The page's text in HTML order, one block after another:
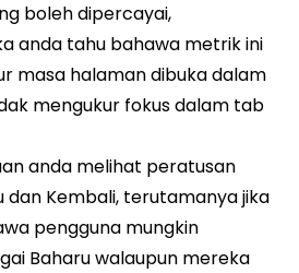
boleh dipercayai,
anda tahu bahawa metrik ini
masa halaman dibuka dalam
mengukur fokus dalam tab
anda melihat peratusan
dan Kembali, terutamanya jika
pengguna mungkin
Baharu walaupun mereka